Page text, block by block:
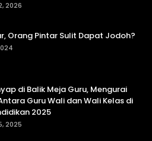
2026
Orang Pintar Sulit Dapat Jodoh?
di Balik Meja Guru, Mengurai
Guru Wali dan Wali Kelas di
2025
2025